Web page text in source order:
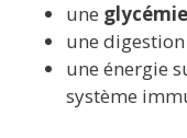
une
une
une énergie
système